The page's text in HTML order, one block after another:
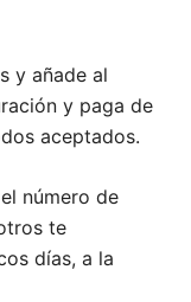
y añade al
y paga de
aceptados.
número de
te
días, a la